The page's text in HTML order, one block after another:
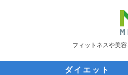
フィットネスや美
ダイエット